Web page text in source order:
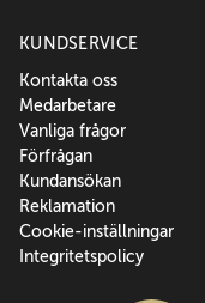
KUNDSERVICE
Kontakta oss
Medarbetare
Vanliga frågor
Förfrågan
Kundansökan
Reklamation
Cookie-inställningar
Integritetspolicy